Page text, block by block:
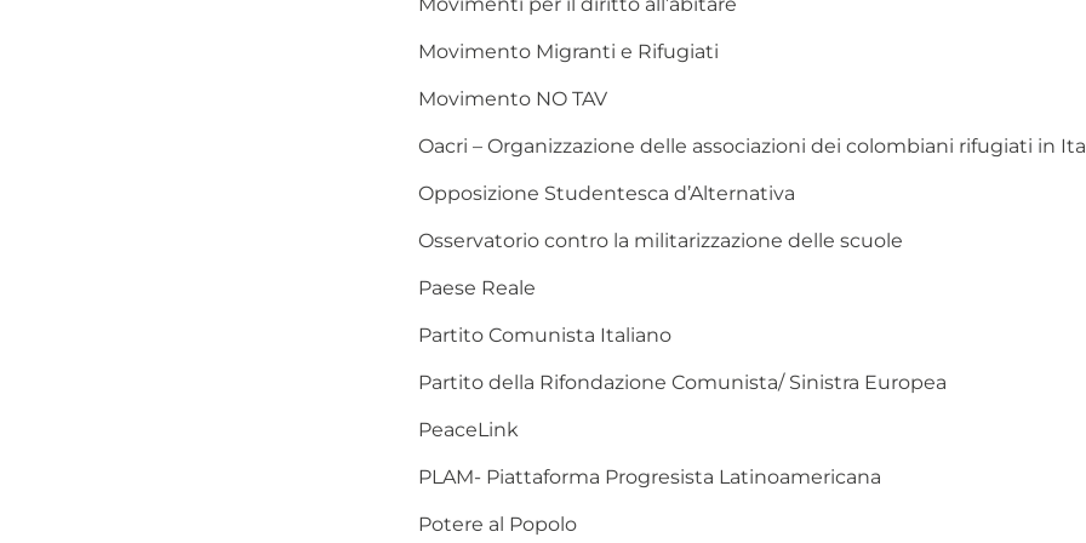
Movimento Migranti e Rifugiati
Movimento NO TAV
Oacri – Organizzazione delle associazioni dei colombiani rifugiati in
Opposizione Studentesca d’Alternativa
Osservatorio contro la militarizzazione delle scuole
Paese Reale
Partito Comunista Italiano
Partito della Rifondazione Comunista/ Sinistra Europea
PeaceLink
PLAM- Piattaforma Progresista Latinoamericana
Potere al Popolo